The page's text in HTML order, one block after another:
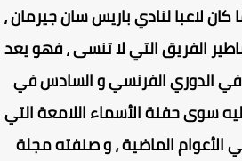
لاعبا لنادي باريس سان جيرمان ،
الفريق التي لا تنسى ، فهو يعد
الفرنسي و السادس في
سوى حفنة الأسماء اللامعة التي
الماضية ، و صنفته مجلة